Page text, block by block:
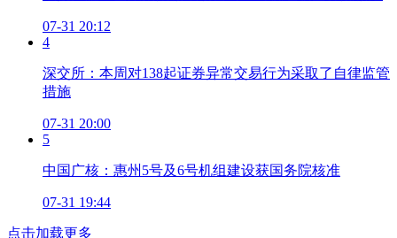
07-31 20:12
4
深交所：本周对138起证券异常交易行为采取了自律监管
措施
07-31 20:00
5
中国广核：惠州5号及6号机组建设获国务院核准
07-31 19:44
点击加载更多